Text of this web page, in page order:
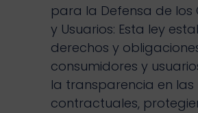
para la Defensa de los
y Usuarios: Esta ley
derechos y
consumidores y
la transparencia en las
contractuales,